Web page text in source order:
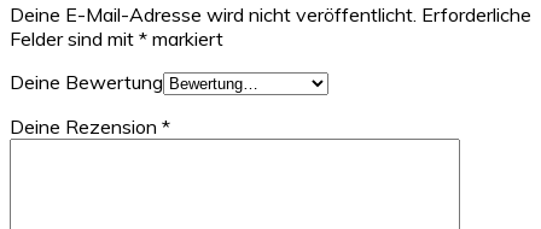
Deine E-Mail-Adresse wird nicht veröffentlicht. Erforderliche
Felder sind mit * markiert
Deine Bewertung
Deine Rezension *